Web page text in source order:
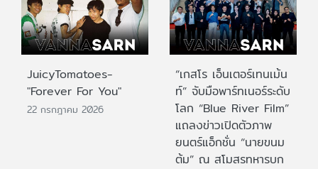
JuicyTomatoes-
"Forever For You"
22 กรกฎาคม 2026
“เกสโร เอ็นเตอร์เทนเม้น
ท์” จับมือพาร์ทเนอร์ระดับ
โลก “Blue River Film”
แถลงข่าวเปิดตัวภาพ
ยนตร์แอ็กชั่น “นายขนม
ต้ม” ณ สโมสรทหารบก